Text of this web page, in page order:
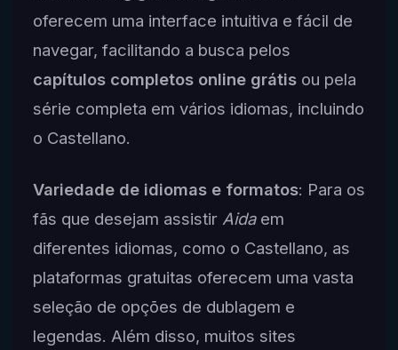
oferecem uma interface intuitiva e fácil de
navegar, facilitando a busca pelos
capítulos completos online grátisou pela
série completa em vários idiomas, incluindo
o Castellano.
Variedade de idiomas e formatos: Para os
fãs que desejam assistir Aidaem
diferentes idiomas, como o Castellano, as
plataformas gratuitas oferecem uma vasta
seleção de opções de dublagem e
legendas. Além disso, muitos sites